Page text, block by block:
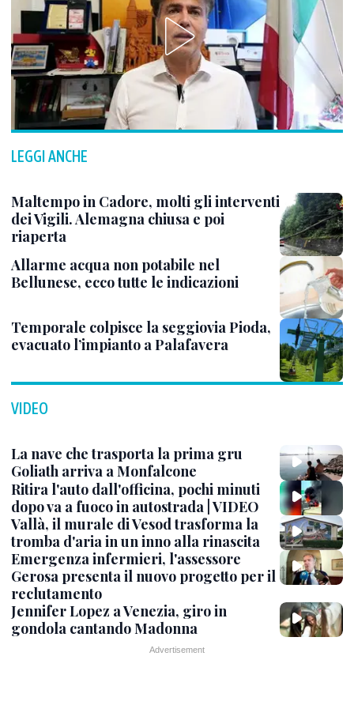
LEGGI ANCHE
Maltempo in Cadore, molti gli interventi
dei Vigili. Alemagna chiusa e poi
riaperta
Allarme acqua non potabile nel
Bellunese, ecco tutte le indicazioni
Temporale colpisce la seggiovia Pioda,
evacuato l’impianto a Palafavera
VIDEO
La nave che trasporta la prima gru
Goliath arriva a Monfalcone
Ritira l'auto dall'officina, pochi minuti
dopo va a fuoco in autostrada | VIDEO
Vallà, il murale di Vesod trasforma la
tromba d'aria in un inno alla rinascita
Emergenza infermieri, l'assessore
Gerosa presenta il nuovo progetto per il
reclutamento
Jennifer Lopez a Venezia, giro in
gondola cantando Madonna